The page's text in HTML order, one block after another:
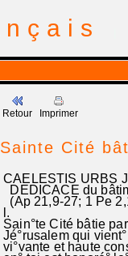
Retour Imprimer
Sainte Cité
CAELESTIS URBS
DEDICACE du
(Ap 21,9-27; 1 Pe
l.
Sain°te Cité bâtie par
Jé°rusalem qui vient°
vi°vante et haute